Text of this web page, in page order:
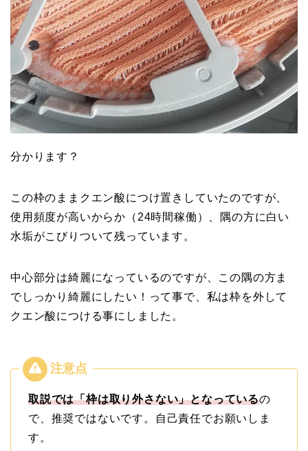
分かります？
この枠のままクエン酸につけ置きしていたのですが、
使用頻度が高いからか（24時間稼働）、隅の方に白い
水垢がこびりついて残っています。
中心部分は綺麗になっているのですが、この隅の方ま
でしっかり綺麗にしたい！って事で、私は枠を外して
クエン酸につける事にしました。
取説では「枠は取り外さない」となっているの
で、推奨ではないです。自己責任でお願いしま
す。